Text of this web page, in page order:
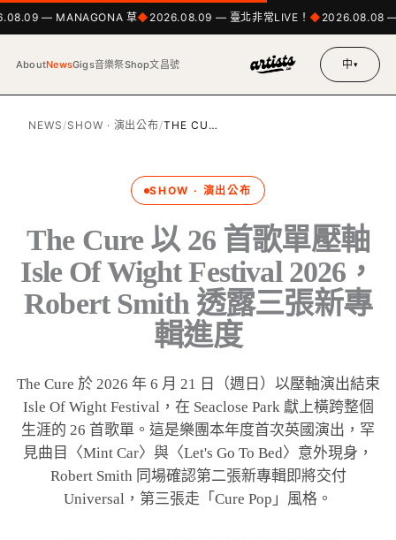
— MANAGONA 草 2026.08.09 — 臺北非常LIVE！ 2026.08.08 —
AboutNewsGigs音樂祭Shop文昌號 中▾
NEWS /SHOW · 演出公布/THE CU…
SHOW · 演出公布
The Cure 以 26 首歌單壓軸
Isle Of Wight Festival 2026，
Robert Smith 透露三張新專
輯進度
The Cure 於 2026 年 6 月 21 日（週日）以壓軸演出結束
Isle Of Wight Festival，在 Seaclose Park 獻上橫跨整個
生涯的 26 首歌單。這是樂團本年度首次英國演出，罕
見曲目〈Mint Car〉與〈Let's Go To Bed〉意外現身，
Robert Smith 同場確認第二張新專輯即將交付
Universal，第三張走「Cure Pop」風格。